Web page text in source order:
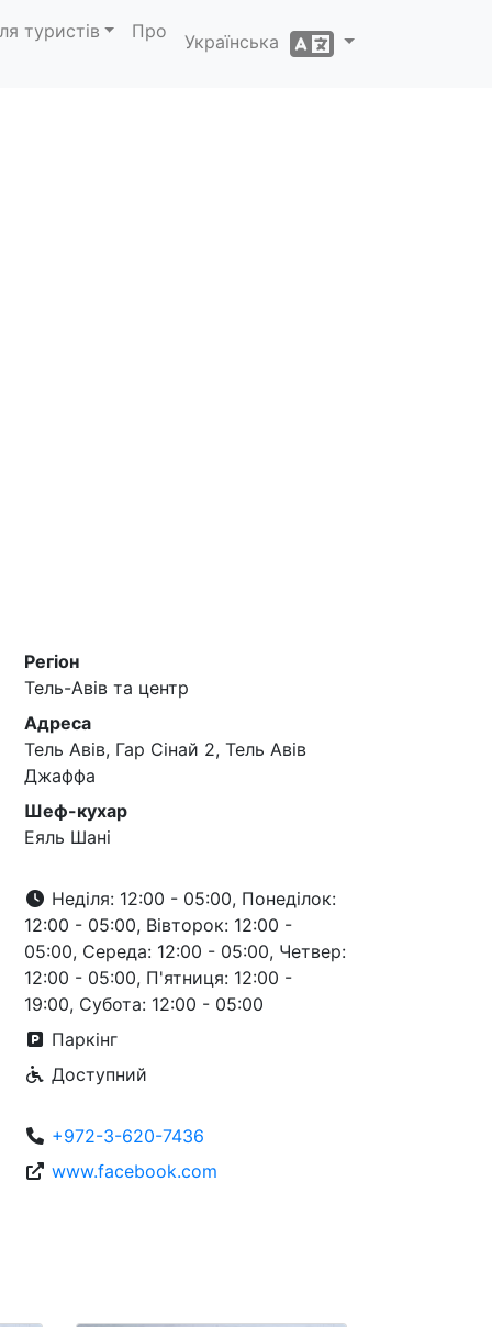
туристів Про
Українська
Регіон
Тель-Авів та центр
Адреса
Тель Авів, Гар Сінай 2, Тель Авів
Джаффа
Шеф-кухар
Еяль Шані
Неділя: 12:00 - 05:00, Понеділок:
12:00 - 05:00, Вівторок: 12:00 -
05:00, Середа: 12:00 - 05:00, Четвер:
12:00 - 05:00, П'ятниця: 12:00 -
19:00, Субота: 12:00 - 05:00
Паркінг
Доступний
+972-3-620-7436
www.facebook.com